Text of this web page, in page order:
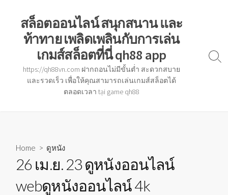
contentสล็อตออนไลน์ สนุกสนาน และ
ท้าทาย เพลิดเพลินกับการเล่น
เกมส์สล็อตที่นี่ qh88 app
https://qh88vn.com ฝากถอนไม่มีขั้นต่ำ สะดวกสบาย
และรวดเร็ว เพื่อให้คุณสามารถเล่นเกมส์สล็อตได้
ตลอดเวลา tại game qh88
Home > ดูหนัง
26 เม.ย. 23 ดูหนังออนไลน์
webดูหนังออนไลน์ 4k